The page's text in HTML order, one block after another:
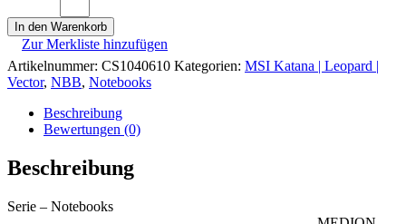
In den Warenkorb
Zur Merkliste hinzufügen
Artikelnummer: CS1040610 Kategorien: MSI Katana | Leopard |
Vector, NBB, Notebooks
Beschreibung
Bewertungen (0)
Beschreibung
Serie – Notebooks